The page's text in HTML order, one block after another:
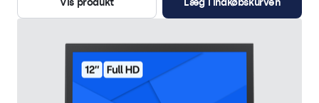
Vis produkt
Læg i indkøbskurven